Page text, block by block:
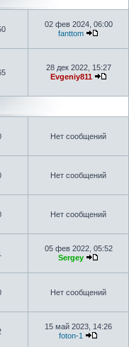
02 фев 2024, 06:00
fanttom
28 дек 2022, 15:27
Evgeniy811
Нет сообщений
Нет сообщений
Нет сообщений
05 фев 2022, 05:52
Sergey
Нет сообщений
15 май 2023, 14:26
foton-1